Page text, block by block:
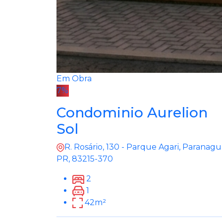
Em Obra
7%
Condominio Aurelion
Sol
R. Rosário, 130 - Parque Agari,
PR, 83215-370
2
1
42m²